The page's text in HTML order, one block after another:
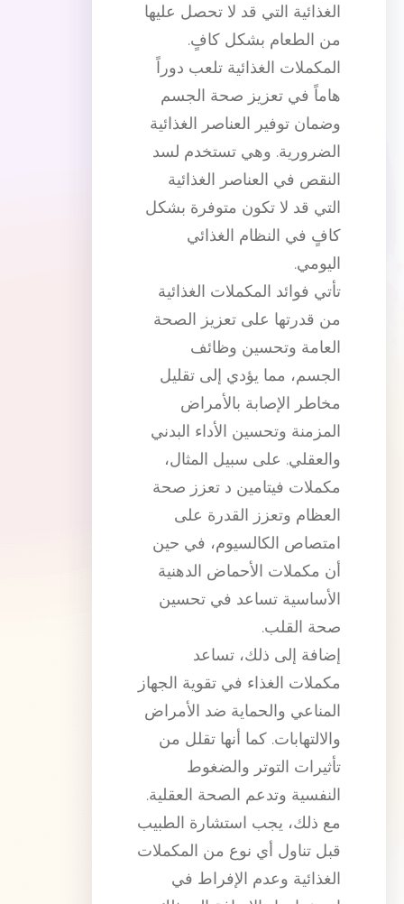
الغذائية التي قد لا تحصل عليها
من الطعام بشكل كافٍ.
المكملات الغذائية تلعب دوراً
هاماً في تعزيز صحة الجسم
وضمان توفير العناصر الغذائية
الضرورية. وهي تستخدم لسد
النقص في العناصر الغذائية
التي قد لا تكون متوفرة بشكل
كافٍ في النظام الغذائي
اليومي.
تأتي فوائد المكملات الغذائية
من قدرتها على تعزيز الصحة
العامة وتحسين وظائف
الجسم، مما يؤدي إلى تقليل
مخاطر الإصابة بالأمراض
المزمنة وتحسين الأداء البدني
والعقلي. على سبيل المثال،
مكملات فيتامين د تعزز صحة
العظام وتعزز القدرة على
امتصاص الكالسيوم، في حين
أن مكملات الأحماض الدهنية
الأساسية تساعد في تحسين
صحة القلب.
إضافة إلى ذلك، تساعد
مكملات الغذاء في تقوية الجهاز
المناعي والحماية ضد الأمراض
والالتهابات. كما أنها تقلل من
تأثيرات التوتر والضغوط
النفسية وتدعم الصحة العقلية.
مع ذلك، يجب استشارة الطبيب
قبل تناول أي نوع من المكملات
الغذائية وعدم الإفراط في